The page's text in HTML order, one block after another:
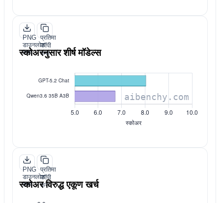
PNG
डाउनलोड
करा
प्रतिमा
कॉपी
करा
स्कोअरनुसार शीर्ष मॉडेल्स
PNG
डाउनलोड
करा
प्रतिमा
कॉपी
करा
स्कोअर विरुद्ध एकूण खर्च